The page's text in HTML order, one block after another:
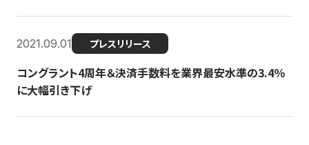
2021.09.01 プレスリリース
コングラント4周年＆決済手数料を業界最安水準の3.4％
に大幅引き下げ